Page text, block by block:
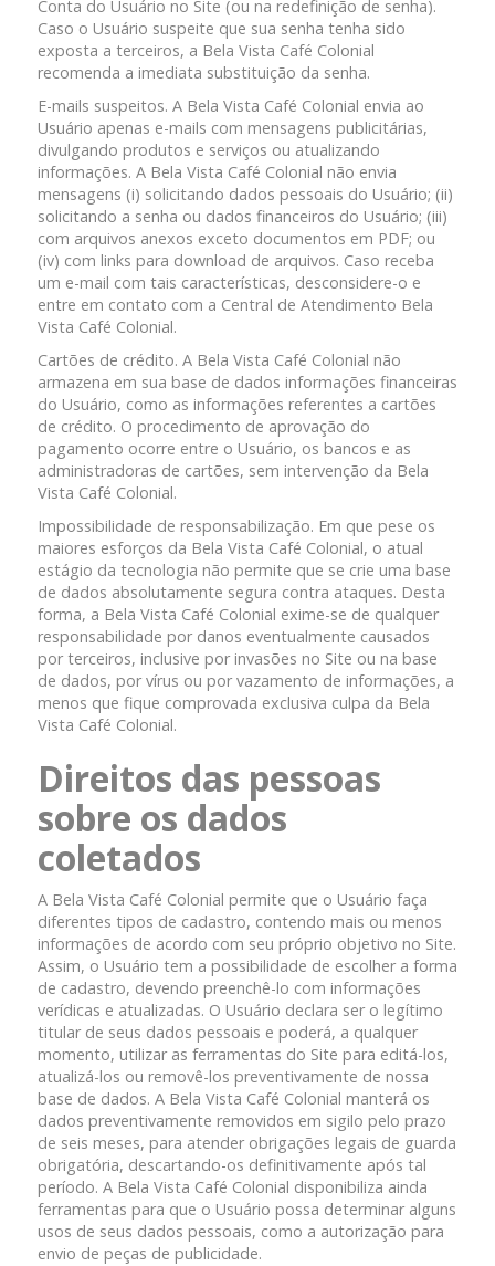
Conta do Usuário no Site (ou na redefinição de senha).
Caso o Usuário suspeite que sua senha tenha sido
exposta a terceiros, a Bela Vista Café Colonial
recomenda a imediata substituição da senha.
E-mails suspeitos. A Bela Vista Café Colonial envia ao
Usuário apenas e-mails com mensagens publicitárias,
divulgando produtos e serviços ou atualizando
informações. A Bela Vista Café Colonial não envia
mensagens (i) solicitando dados pessoais do Usuário; (ii)
solicitando a senha ou dados financeiros do Usuário; (iii)
com arquivos anexos exceto documentos em PDF; ou
(iv) com links para download de arquivos. Caso receba
um e-mail com tais características, desconsidere-o e
entre em contato com a Central de Atendimento Bela
Vista Café Colonial.
Cartões de crédito. A Bela Vista Café Colonial não
armazena em sua base de dados informações financeiras
do Usuário, como as informações referentes a cartões
de crédito. O procedimento de aprovação do
pagamento ocorre entre o Usuário, os bancos e as
administradoras de cartões, sem intervenção da Bela
Vista Café Colonial.
Impossibilidade de responsabilização. Em que pese os
maiores esforços da Bela Vista Café Colonial, o atual
estágio da tecnologia não permite que se crie uma base
de dados absolutamente segura contra ataques. Desta
forma, a Bela Vista Café Colonial exime-se de qualquer
responsabilidade por danos eventualmente causados
por terceiros, inclusive por invasões no Site ou na base
de dados, por vírus ou por vazamento de informações, a
menos que fique comprovada exclusiva culpa da Bela
Vista Café Colonial.
Direitos das pessoas
sobre os dados
coletados
A Bela Vista Café Colonial permite que o Usuário faça
diferentes tipos de cadastro, contendo mais ou menos
informações de acordo com seu próprio objetivo no Site.
Assim, o Usuário tem a possibilidade de escolher a forma
de cadastro, devendo preenchê-lo com informações
verídicas e atualizadas. O Usuário declara ser o legítimo
titular de seus dados pessoais e poderá, a qualquer
momento, utilizar as ferramentas do Site para editá-los,
atualizá-los ou removê-los preventivamente de nossa
base de dados. A Bela Vista Café Colonial manterá os
dados preventivamente removidos em sigilo pelo prazo
de seis meses, para atender obrigações legais de guarda
obrigatória, descartando-os definitivamente após tal
período. A Bela Vista Café Colonial disponibiliza ainda
ferramentas para que o Usuário possa determinar alguns
usos de seus dados pessoais, como a autorização para
envio de peças de publicidade.